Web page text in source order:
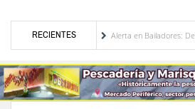
RECIENTESAlerta en Bailadores: Denuncian